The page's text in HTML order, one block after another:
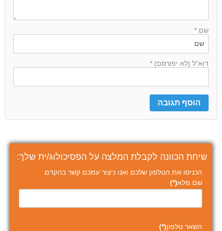
שם *
דוא"ל (לא יפורסם) *
שיחת הכוונה לקבלת המלצה על הפסיכולוג/ית שלך:
הכניסו את הטלפון שלכם ואנו ניצור עמכם קשר בהקדם
שם מלא(*)
השאר טלפון(*)